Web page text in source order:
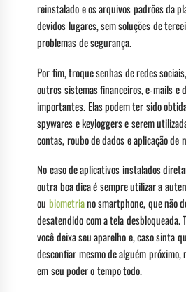
reinstalado e os arquivos padrões da
devidos lugares, sem soluções de
problemas de segurança.
Por fim, troque senhas de redes
outros sistemas financeiros, e-mails e
importantes. Elas podem ter sido
spywares e keyloggers e serem
contas, roubo de dados e aplicação de
No caso de aplicativos instalados
outra boa dica é sempre utilizar a
ou biometriano smartphone, que não
desatendido com a tela desbloqueada.
você deixa seu aparelho e, caso sinta
desconfiar mesmo de alguém
em seu poder o tempo todo.